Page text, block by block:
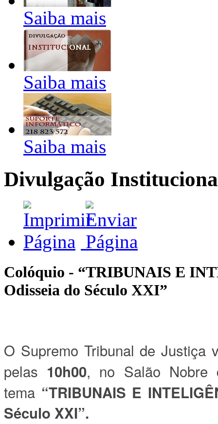
Saiba mais
Saiba mais
Saiba mais
Divulgação
Colóquio - “TRIBUNAIS E
Odisseia do Século XXI”
O Supremo Tribunal de
pelas 10h00, no Salão Nobre
tema “TRIBUNAIS E
Século XXI”.